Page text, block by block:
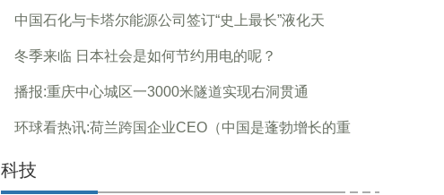
中国石化与卡塔尔能源公司签订“史上最长”液化天
冬季来临 日本社会是如何节约用电的呢？
播报:重庆中心城区一3000米隧道实现右洞贯通
环球看热讯:荷兰跨国企业CEO（中国是蓬勃增长的重
科技